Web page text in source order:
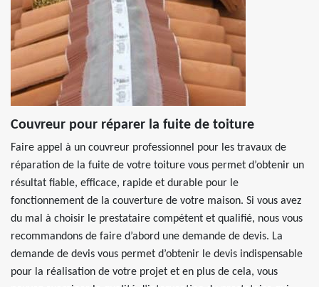
Couvreur pour réparer la fuite de toiture
Faire appel à un couvreur professionnel pour les travaux de
réparation de la fuite de votre toiture vous permet d’obtenir un
résultat fiable, efficace, rapide et durable pour le
fonctionnement de la couverture de votre maison. Si vous avez
du mal à choisir le prestataire compétent et qualifié, nous vous
recommandons de faire d’abord une demande de devis. La
demande de devis vous permet d’obtenir le devis indispensable
pour la réalisation de votre projet et en plus de cela, vous